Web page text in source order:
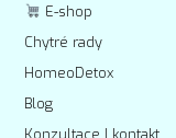
E-shop
Chytré rady
HomeoDetox
Blog
Konzultace | kontakt